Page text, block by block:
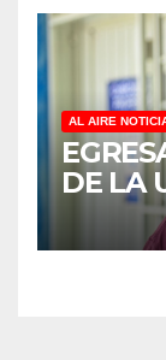
AL AIRE
DE LA